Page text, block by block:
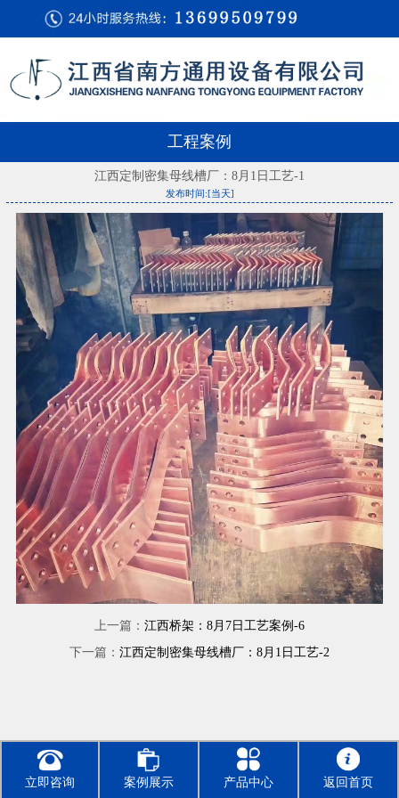
工程案例
江西定制密集母线槽厂：8月1日工艺-1
发布时间:[当天]
上一篇： 江西桥架：8月7日工艺案例-6
下一篇： 江西定制密集母线槽厂：8月1日工艺-2
立即咨询 案例展示 产品中心 返回首页